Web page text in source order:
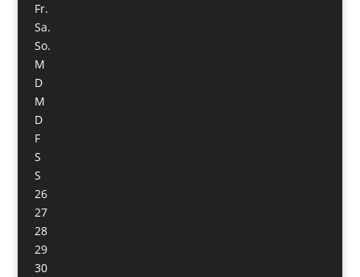
Fr.
Sa.
So.
M
D
M
D
F
S
S
26
27
28
29
30